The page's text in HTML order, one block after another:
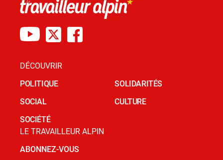
DÉCOUVRIR
POLITIQUE
SOCIAL
SOCIÉTÉ
SOLIDARITÉS
CULTURE
LE TRAVAILLEUR ALPIN
ABONNEZ-VOUS